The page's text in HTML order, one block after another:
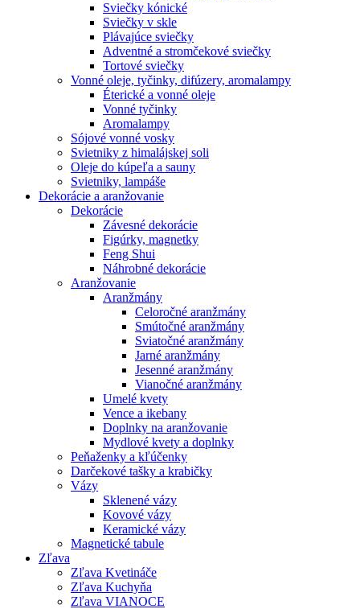
Sviečky kónické
Sviečky v skle
Plávajúce sviečky
Adventné a stromčekové sviečky
Tortové sviečky
Vonné oleje, tyčinky, difúzery, aromalampy
Éterické a vonné oleje
Vonné tyčinky
Aromalampy
Sójové vonné vosky
Svietniky z himalájskej soli
Oleje do kúpeľa a sauny
Svietniky, lampáše
Dekorácie a aranžovanie
Dekorácie
Závesné dekorácie
Figúrky, magnetky
Feng Shui
Náhrobné dekorácie
Aranžovanie
Aranžmány
Celoročné aranžmány
Smútočné aranžmány
Sviatočné aranžmány
Jarné aranžmány
Jesenné aranžmány
Vianočné aranžmány
Umelé kvety
Vence a ikebany
Doplnky na aranžovanie
Mydlové kvety a doplnky
Peňaženky a kľúčenky
Darčekové tašky a krabičky
Vázy
Sklenené vázy
Kovové vázy
Keramické vázy
Magnetické tabule
Zľava
Zľava Kvetináče
Zľava Kuchyňa
Zľava VIANOCE